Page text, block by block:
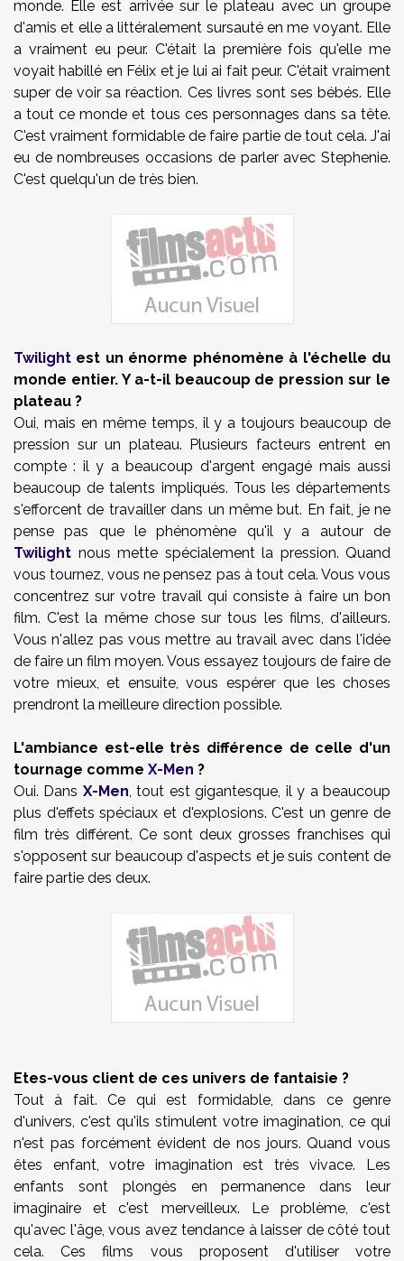
monde. Elle est arrivée sur le plateau avec un groupe
d'amis et elle a littéralement sursauté en me voyant. Elle
a vraiment eu peur. C'était la première fois qu'elle me
voyait habillé en Félix et je lui ai fait peur. C'était vraiment
super de voir sa réaction. Ces livres sont ses bébés. Elle
a tout ce monde et tous ces personnages dans sa tête.
C'est vraiment formidable de faire partie de tout cela. J'ai
eu de nombreuses occasions de parler avec Stephenie.
C'est quelqu'un de très bien.
Twilight est un énorme phénomène à l'échelle du
monde entier. Y a-t-il beaucoup de pression sur le
plateau ?
Oui, mais en même temps, il y a toujours beaucoup de
pression sur un plateau. Plusieurs facteurs entrent en
compte : il y a beaucoup d'argent engagé mais aussi
beaucoup de talents impliqués. Tous les départements
s'efforcent de travailler dans un même but. En fait, je ne
pense pas que le phénomène qu'il y a autour de
Twilight nous mette spécialement la pression. Quand
vous tournez, vous ne pensez pas à tout cela. Vous vous
concentrez sur votre travail qui consiste à faire un bon
film. C'est la même chose sur tous les films, d'ailleurs.
Vous n'allez pas vous mettre au travail avec dans l'idée
de faire un film moyen. Vous essayez toujours de faire de
votre mieux, et ensuite, vous espérer que les choses
prendront la meilleure direction possible.
L'ambiance est-elle très différence de celle d'un
tournage comme X-Men ?
Oui. Dans X-Men, tout est gigantesque, il y a beaucoup
plus d'effets spéciaux et d'explosions. C'est un genre de
film très différent. Ce sont deux grosses franchises qui
s'opposent sur beaucoup d'aspects et je suis content de
faire partie des deux.
Etes-vous client de ces univers de fantaisie ?
Tout à fait. Ce qui est formidable, dans ce genre
d'univers, c'est qu'ils stimulent votre imagination, ce qui
n'est pas forcément évident de nos jours. Quand vous
êtes enfant, votre imagination est très vivace. Les
enfants sont plongés en permanence dans leur
imaginaire et c'est merveilleux. Le problème, c'est
qu'avec l'âge, vous avez tendance à laisser de côté tout
cela. Ces films vous proposent d'utiliser votre